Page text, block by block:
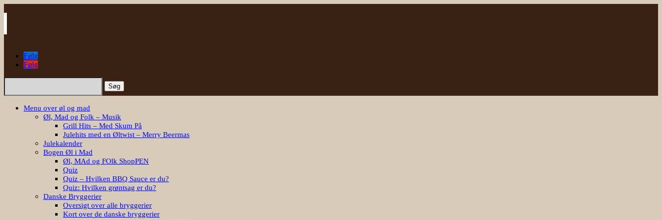
Følg
Følg
Søg
Menu over øl og mad
Øl, Mad og Folk – Musik
Grill Hits – Med Skum På
Julehits med en Øltwist – Merry Beermas
Julekalender
Bogen Øl i Mad
Øl, MAd og FOlk ShopPEN
Quiz
Quiz – Hvilken BBQ Sauce er du?
Quiz: Hvilken grøntsag er du?
Danske Bryggerier
Oversigt over alle bryggerier
Kort over de danske bryggerier